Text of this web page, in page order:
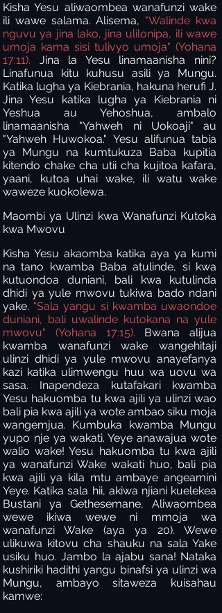
Kisha Yesu aliwaombea wanafunzi wake
ili wawe salama. Alisema, "Walinde kwa
nguvu ya jina lako, jina ulilonipa, ili wawe
umoja kama sisi tulivyo umoja" (Yohana
17:11). Jina la Yesu linamaanisha nini?
Linafunua kitu kuhusu asili ya Mungu.
Katika lugha ya Kiebrania, hakuna herufi J.
Jina Yesu katika lugha ya Kiebrania ni
Yeshua au Yehoshua, ambalo
linamaanisha "Yahweh ni Uokoaji" au
"Yahweh Huwokoa." Yesu alifunua tabia
ya Mungu na kumtukuza Baba kupitia
kitendo chake cha utii cha kujitoa kafara,
yaani, kutoa uhai wake, ili watu wake
waweze kuokolewa.
Maombi ya Ulinzi kwa Wanafunzi Kutoka
kwa Mwovu
Kisha Yesu akaomba katika aya ya kumi
na tano kwamba Baba atulinde, si kwa
kutuondoa duniani, bali kwa kutulinda
dhidi ya yule mwovu tukiwa bado ndani
yake. "Sala yangu si kwamba uwaondoe
duniani, bali uwalinde kutokana na yule
mwovu" (Yohana 17:15). Bwana alijua
kwamba wanafunzi wake wangehitaji
ulinzi dhidi ya yule mwovu anayefanya
kazi katika ulimwengu huu wa uovu wa
sasa. Inapendeza kutafakari kwamba
Yesu hakuomba tu kwa ajili ya ulinzi wao
bali pia kwa ajili ya wote ambao siku moja
wangemjua. Kumbuka kwamba Mungu
yupo nje ya wakati. Yeye anawajua wote
walio wake! Yesu hakuomba tu kwa ajili
ya wanafunzi Wake wakati huo, bali pia
kwa ajili ya kila mtu ambaye angeamini
Yeye. Katika sala hii, akiwa njiani kuelekea
Bustani ya Gethesemane, Aliwaombea
wewe ikiwa wewe ni mmoja wa
wanafunzi Wake (aya ya 20). Wewe
ulikuwa kitovu cha shauku na sala Yake
usiku huo. Jambo la ajabu sana! Nataka
kushiriki hadithi yangu binafsi ya ulinzi wa
Mungu, ambayo sitaweza kuisahau
kamwe: